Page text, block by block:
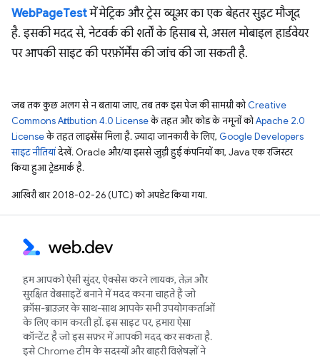
WebPageTestमें मेट्रिक और ट्रेस व्यूअर का एक बेहतर सुइट मौजूद
है. इसकी मदद से, नेटवर्क की शर्तों के हिसाब से, असल मोबाइल हार्डवेयर
पर आपकी साइट की परफ़ॉर्मेंस की जांच की जा सकती है.
जब तक कुछ अलग से न बताया जाए, तब तक इस पेज की सामग्री कोCreative
Commons Attribution 4.0 Licenseके तहत और कोड के नमूनों कोApache 2.0
Licenseके तहत लाइसेंस मिला है. ज़्यादा जानकारी के लिए, Google Developers
साइट नीतियांदेखें. Oracle और/या इससे जुड़ी हुई कंपनियों का, Java एक रजिस्टर
किया हुआ ट्रेडमार्क है.
आखिरी बार 2018-02-26 (UTC) को अपडेट किया गया.
हम आपको ऐसी सुंदर, ऐक्सेस करने लायक, तेज़ और
सुरक्षित वेबसाइटें बनाने में मदद करना चाहते हैं जो
क्रॉस-ब्राउज़र के साथ-साथ आपके सभी उपयोगकर्ताओं
के लिए काम करती हों. इस साइट पर, हमारा ऐसा
कॉन्टेंट है जो इस सफ़र में आपकी मदद कर सकता है.
इसे Chrome टीम के सदस्यों और बाहरी विशेषज्ञों ने